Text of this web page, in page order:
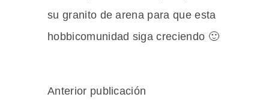
su granito de arena para que esta
hobbicomunidad siga creciendo 🙂
Anterior publicación